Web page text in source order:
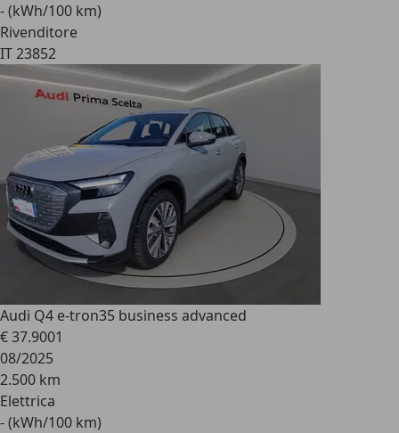
- (kWh/100 km)
Rivenditore
IT 23852
Audi Q4 e-tron35 business advanced
€ 37.9001
08/2025
2.500 km
Elettrica
- (kWh/100 km)